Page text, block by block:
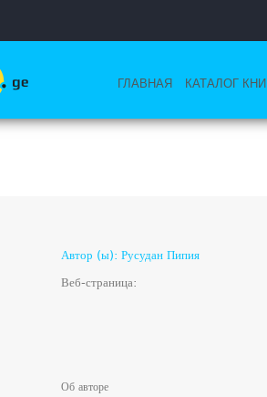
ГЛАВНАЯ КАТАЛОГ КНИГ
Автор (ы): Русудан Пипия
Веб-страница:
Об авторе